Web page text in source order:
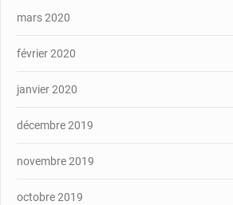
mars 2020
février 2020
janvier 2020
décembre 2019
novembre 2019
octobre 2019